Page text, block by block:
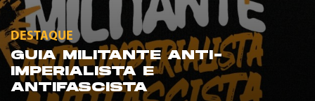
DESTAQUE
GUIA MILITANTE ANTI-
IMPERIALISTA E
ANTIFASCISTA